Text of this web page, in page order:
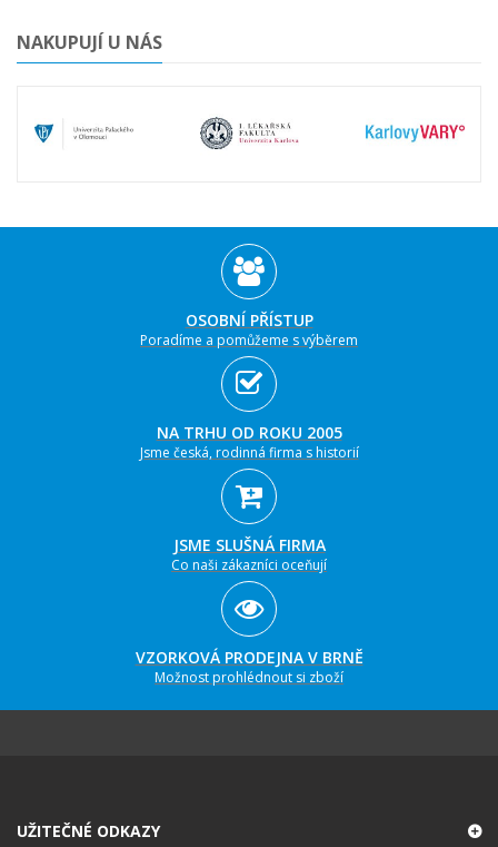
NAKUPUJÍ U NÁS
OSOBNÍ PŘÍSTUP
Poradíme a pomůžeme s výběrem
NA TRHU OD ROKU 2005
Jsme česká, rodinná firma s historií
JSME SLUŠNÁ FIRMA
Co naši zákazníci oceňují
VZORKOVÁ PRODEJNA V BRNĚ
Možnost prohlédnout si zboží
UŽITEČNÉ ODKAZY